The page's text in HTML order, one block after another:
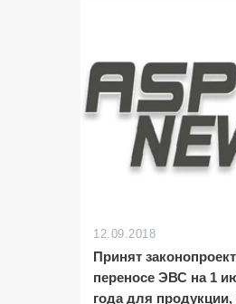
12.09.2018
Принят
переносе ЭВС на 1
года для